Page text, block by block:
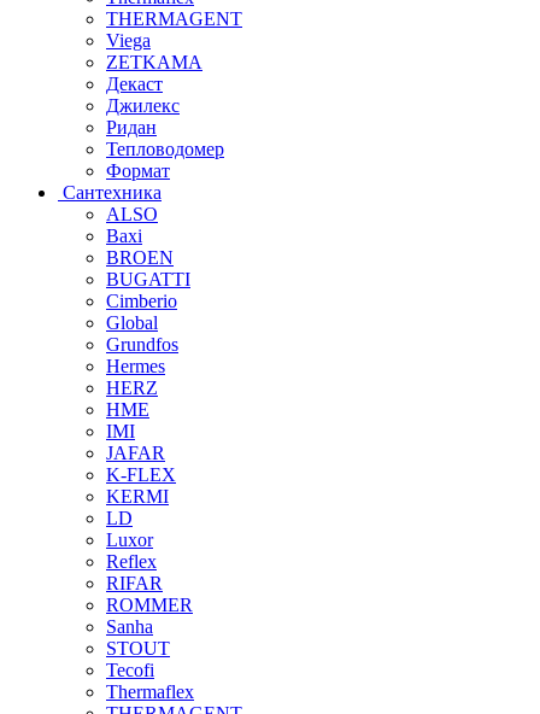
THERMAGENT
Viega
ZETKAMA
Декаст
Джилекс
Ридан
Тепловодомер
Формат
Сантехника
ALSO
Baxi
BROEN
BUGATTI
Cimberio
Global
Grundfos
Hermes
HERZ
HME
IMI
JAFAR
K-FLEX
KERMI
LD
Luxor
Reflex
RIFAR
ROMMER
Sanha
STOUT
Tecofi
Thermaflex